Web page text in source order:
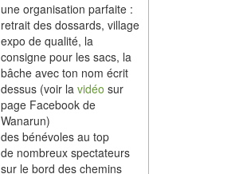
une organisation parfaite :
retrait des dossards, village
expo de qualité, la
consigne pour les sacs, la
bâche avec ton nom écrit
dessus (voir la vidéo sur
page Facebook de
Wanarun)
des bénévoles au top
de nombreux spectateurs
sur le bord des chemins